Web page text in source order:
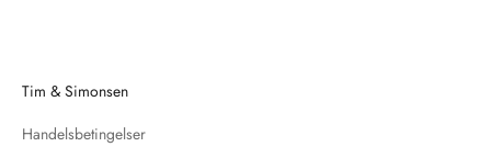
Tim & Simonsen
Handelsbetingelser